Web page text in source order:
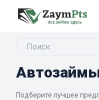
Подберите лучшее